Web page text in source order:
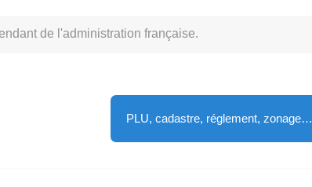
de l'administration française.
PLU, cadastre, réglement, zonage…